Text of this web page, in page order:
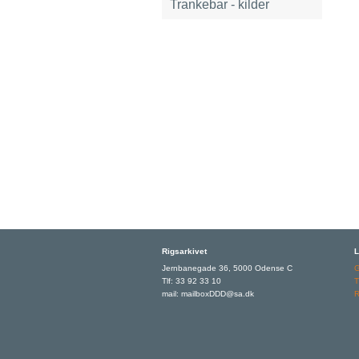
Trankebar - kilder
Rigsarkivet
Jernbanegade 36, 5000 Odense C
Tlf: 33 92 33 10
mail: mailboxDDD@sa.dk